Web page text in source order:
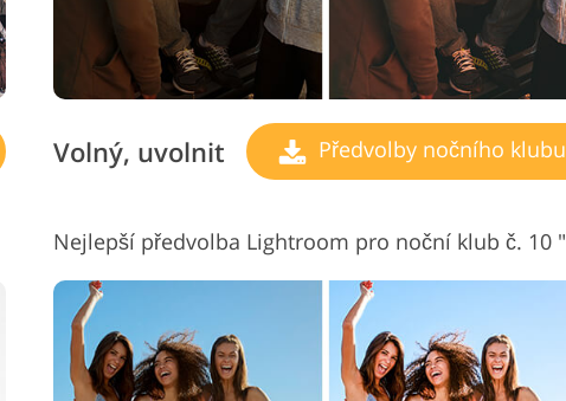
Volný, uvolnit Předvolby nočního klubu